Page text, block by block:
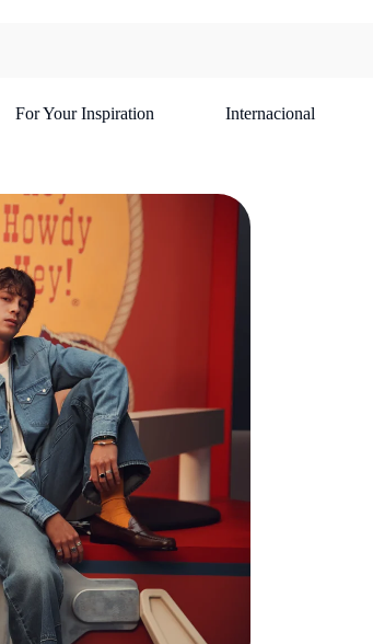
For Your Inspiration Internacional